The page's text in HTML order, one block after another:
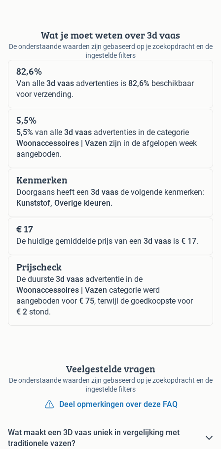
Wat je moet weten over 3d vaas
De onderstaande waarden zijn gebaseerd op je zoekopdracht en de
ingestelde filters
82,6%
Van alle 3d vaas advertenties is 82,6% beschikbaar
voor verzending.
5,5%
5,5% van alle 3d vaas advertenties in de categorie
Woonaccessoires | Vazen zijn in de afgelopen week
aangeboden.
Kenmerken
Doorgaans heeft een 3d vaas de volgende kenmerken:
Kunststof, Overige kleuren.
€ 17
De huidige gemiddelde prijs van een 3d vaas is € 17.
Prijscheck
De duurste 3d vaas advertentie in de
Woonaccessoires | Vazen categorie werd
aangeboden voor€ 75, terwijl de goedkoopste voor
€ 2 stond.
Veelgestelde vragen
De onderstaande waarden zijn gebaseerd op je zoekopdracht en de
ingestelde filters
Deel opmerkingen over deze FAQ
Wat maakt een 3D vaas uniek in vergelijking met
traditionele vazen?